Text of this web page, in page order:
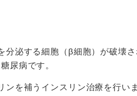
分泌する細胞（β細胞）が破壊
尿病です。
を補うインスリン治療を行いま